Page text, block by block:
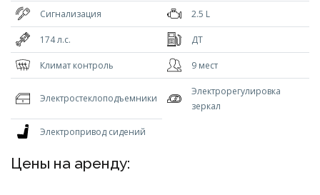
Сигнализация 2.5 L
174 л.с. ДТ
Климат контроль 9 мест
Электростеклоподъемники
Электрорегулировка
зеркал
Электропривод сидений
Цены на аренду: